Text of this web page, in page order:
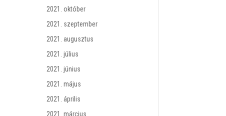
2021. október
2021. szeptember
2021. augusztus
2021. július
2021. június
2021. május
2021. április
2021. március